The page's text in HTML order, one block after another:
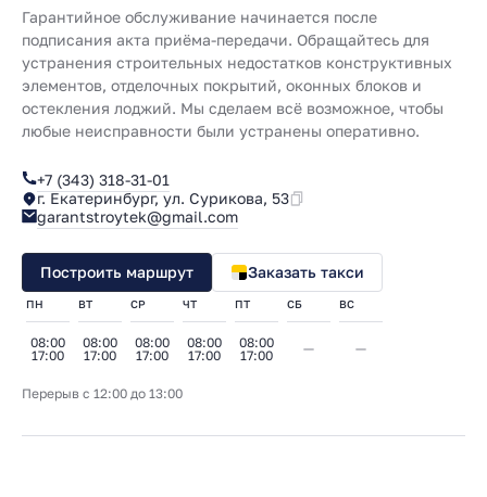
Гарантийное обслуживание начинается после
подписания акта приёма-передачи. Обращайтесь для
устранения строительных недостатков конструктивных
элементов, отделочных покрытий, оконных блоков и
остекления лоджий. Мы сделаем всё возможное, чтобы
любые неисправности были устранены оперативно.
+7 (343) 318-31-01
г. Екатеринбург, ул. Сурикова, 53
garantstroytek@gmail.com
Построить маршрут Заказать такси
ПН
08:00
17:00
ВТ
08:00
17:00
СР
08:00
17:00
ЧТ
08:00
17:00
ПТ
08:00
17:00
СБ ВС
Перерыв с 12:00 до 13:00